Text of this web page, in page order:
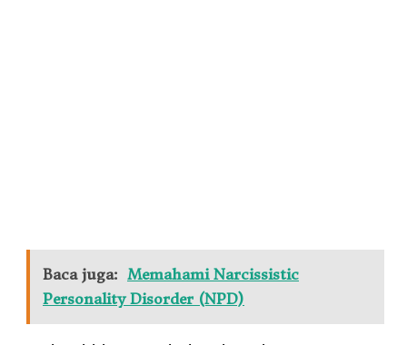
Baca juga: Memahami Narcissistic
Personality Disorder (NPD)